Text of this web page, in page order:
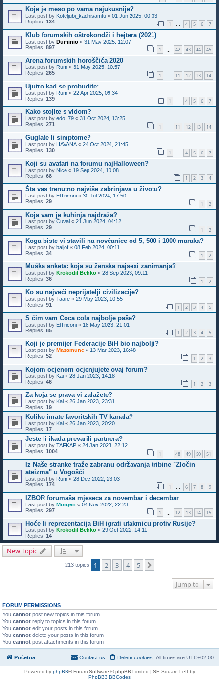
Koje je meso po vama najukusnije?
Last post by Koteljubi_kadnisamtu « 01 Jun 2025, 00:33
Replies: 134 1 4 5 6 7
Klub forumskih oštrokondži i hejtera (2021)
Last post by Duminjo « 31 May 2025, 12:07
Replies: 897 1 42 43 44 45
Arena forumskih horoščića 2020
Last post by Rum « 31 May 2025, 10:57
Replies: 265 1 … 11 12 13 14
Ujutro kad se probudite:
Last post by Rum « 22 Apr 2025, 09:34
Replies: 139 1 4 5 6 7
Kako stojite s vidom?
Last post by edo_79 « 31 Oct 2024, 13:25
Replies: 271 1 11 12 13 14
Guglate li simptome?
Last post by HAVANA « 24 Oct 2024, 21:45
Replies: 130 1 … 4 5 6 7
Koji su avatari na forumu najHalloween?
Last post by Nice « 19 Sep 2024, 10:08
Replies: 68 1 2 3 4
Šta vas trenutno najviše zabrinjava u životu?
Last post by ElTriconi « 30 Jul 2024, 17:50
Replies: 29 1 2
Koja vam je kuhinja najdraža?
Last post by Čuval « 21 Jun 2024, 04:12
Replies: 29 1 2
Koga biste vi stavili na novčanice od 5, 500 i 1000 maraka?
Last post by baljof « 08 Feb 2024, 00:11
Replies: 34 1 2
Muška anketa: koja su ženska najsexi zanimanja?
Last post by Krokodil Behko « 28 Sep 2023, 09:11
Replies: 36 1 2
Ko su najveći neprijatelji civilizacije?
Last post by Taare « 29 May 2023, 10:55
Replies: 91 1 2 3 4 5
S čim vam Coca cola najbolje paše?
Last post by ElTriconi « 18 May 2023, 21:01
Replies: 85 1 2 3 4 5
Koji je premijer Federacije BiH bio najbolji?
Last post by Masamune « 13 Mar 2023, 16:48
Replies: 52 1 2 3
Kojom ocjenom ocjenjujete ovaj forum?
Last post by Kai « 28 Jan 2023, 14:18
Replies: 46 1 2 3
Za koja se prava vi zalažete?
Last post by Kai « 26 Jan 2023, 23:31
Replies: 19
Koliko imate favoritskih TV kanala?
Last post by Kai « 26 Jan 2023, 20:20
Replies: 17
Jeste li ikada prevarili partnera?
Last post by TAFKAP « 24 Jan 2023, 22:12
Replies: 1004 1 48 49 50 51
Iz Naše stranke traže zabranu održavanja tribine "Zločin
ateizma" u Vogošći
Last post by Rum « 28 Dec 2022, 23:03
Replies: 174 1 … 6 7 8 9
IZBOR forumaša mjeseca za novembar i decembar
Last post by Morgen « 04 Nov 2022, 22:23
Replies: 297 1 12 13 14 15
Hoće li reprezentacija BiH igrati utakmicu protiv Rusije?
Last post by Krokodil Behko « 29 Oct 2022, 14:11
Replies: 14
New Topic
213 topics 1 2 3 4 5
Jump to
FORUM PERMISSIONS
You cannot post new topics in this forum
You cannot reply to topics in this forum
You cannot edit your posts in this forum
You cannot delete your posts in this forum
You cannot post attachments in this forum
Početna All times are UTC+02:00
Delete cookies
Contact us
Powered by phpBB® Forum Software © phpBB Limited | SE Square Left by
PhpBB3 BBCodes